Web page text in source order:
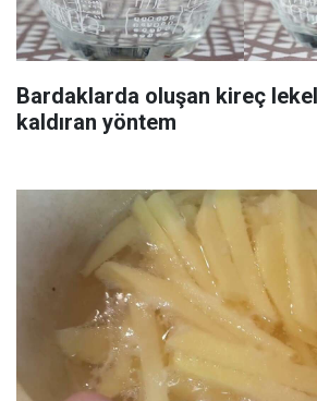
Bardaklarda oluşan kireç
kaldıran yöntem